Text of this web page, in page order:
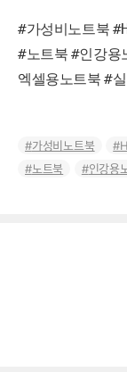
#가성비노트북
#노트북 #인강용
엑셀용노트북 #
가성비노트북
노트북
인강용